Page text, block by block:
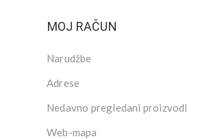
MOJ RAČUN
Narudžbe
Adrese
Nedavno pregledani proizvodi
Web-mapa